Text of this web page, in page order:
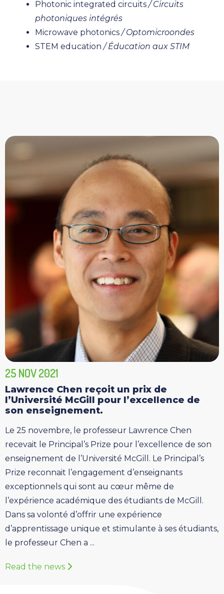
Photonic integrated circuits/ Circuits
photoniques intégrés
Microwave photonics/ Optomicroondes
STEM education / Éducation aux STIM
25 NOV 2021
Lawrence Chen reçoit un prix de
l’Université McGill pour l’excellence de
son enseignement.
Le 25 novembre, le professeur Lawrence Chen
recevait le Principal’s Prize pour l’excellence de son
enseignement de l’Université McGill. Le Principal’s
Prize reconnait l’engagement d’enseignants
exceptionnels qui sont au cœur même de
l’expérience académique des étudiants de McGill.
Dans sa volonté d’offrir une expérience
d’apprentissage unique et stimulante à ses étudiants,
le professeur Chen a ...
Read the news